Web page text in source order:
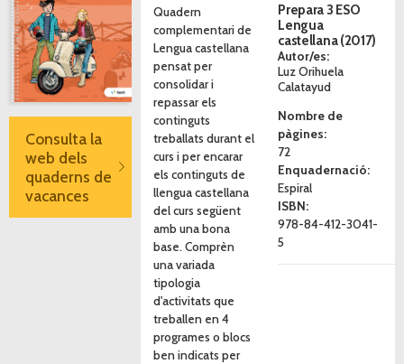
Consulta la
web dels
quaderns de
vacances
Quadern
complementari de
Lengua castellana
pensat per
consolidar i
repassar els
continguts
treballats durant el
curs i per encarar
els continguts de
llengua castellana
del curs següent
amb una bona
base. Comprèn
una variada
tipologia
d'activitats que
treballen en 4
programes o blocs
ben indicats per
Prepara 3 ESO
Lengua
castellana (2017)
Autor/es:
Luz Orihuela
Calatayud
Nombre de
pàgines:
72
Enquadernació:
Espiral
ISBN:
978-84-412-3041-
5